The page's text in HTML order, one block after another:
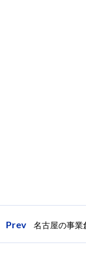
Prev